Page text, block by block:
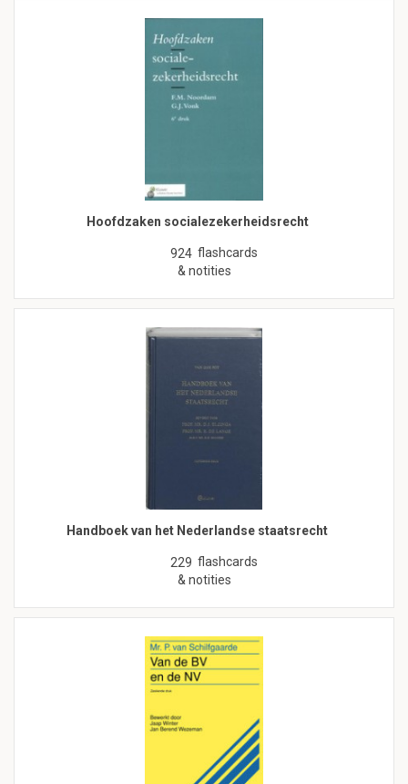
Hoofdzaken socialezekerheidsrecht
924 flashcards
& notities
Handboek van het Nederlandse staatsrecht
229 flashcards
& notities